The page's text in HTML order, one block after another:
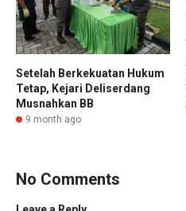
Setelah Berkekuatan Hukum
Tetap, Kejari Deliserdang
Musnahkan BB
9 month ago
No Comments